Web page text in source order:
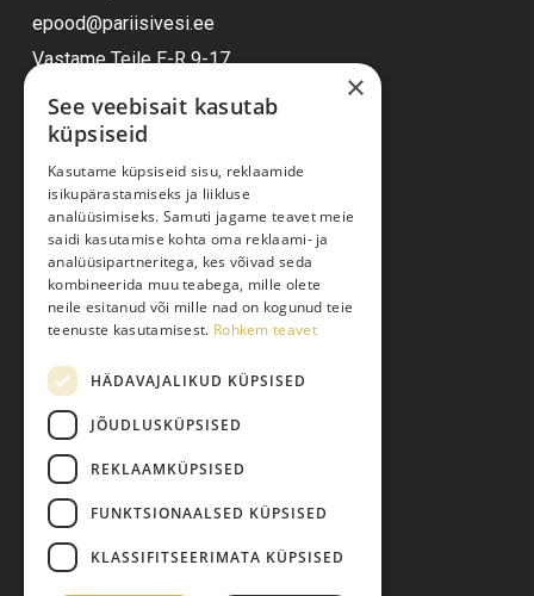
epood@pariisivesi.ee
Vastame Teile E-R 9-17
Ostuabi
Kauba kohaletoimetamine
Toodete tellimine
Maksmine
Järelmaks
Pretensiooni esitamine
Isikuandmete töötlemine
×
See veebisait kasutab
küpsiseid
Kasutame küpsiseid sisu, reklaamide
isikupärastamiseks ja liikluse
analüüsimiseks. Samuti jagame teavet meie
saidi kasutamise kohta oma reklaami- ja
analüüsipartneritega, kes võivad seda
kombineerida muu teabega, mille olete
neile esitanud või mille nad on kogunud teie
teenuste kasutamisest. Rohkem teavet
HÄDAVAJALIKUD KÜPSISED
JÕUDLUSKÜPSISED
REKLAAMKÜPSISED
FUNKTSIONAALSED KÜPSISED
KLASSIFITSEERIMATA KÜPSISED